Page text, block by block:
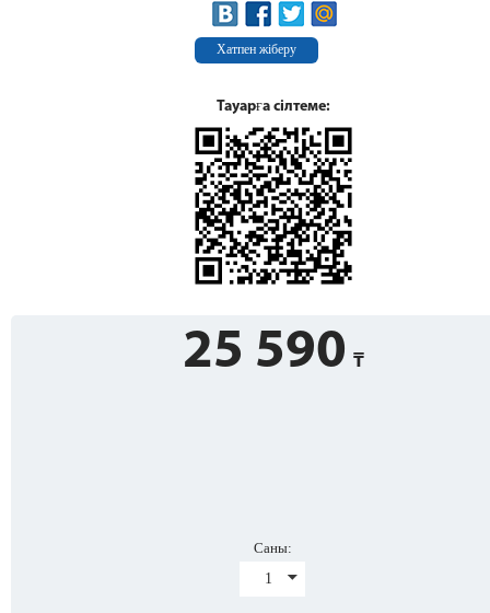
Хатпен жіберу
Тауарға сілтеме:
25 590
Саны:
1